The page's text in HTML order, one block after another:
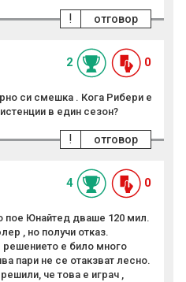
отговор
!
2 0
си смешка . Кога Рибери е
в един сезон?
отговор
!
4 0
пое Юнайтед дваше 120 мил.
, но получи отказ.
решението е било много
пари не се отакзват лесно.
че това е играч ,